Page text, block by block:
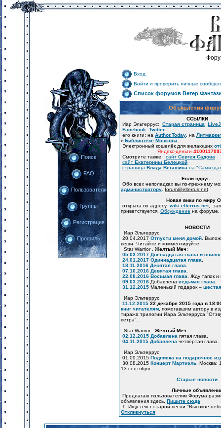
Поиск
FAQ
Пользователи
Группы
Регистрация
Профиль
Вход
Войти и проверить личные
Список форумов Ветер
Объявления
ССЫЛКИ
Иар Эльтеррус: Старая страница
Facebook Twitter
его книги: на Author.Today , на
в Библиотеке Мошкова
Электронный кошелёк для желающих
Яндекс-деньги
Смотрите также: сайт Сергея Садова
сайт Екатерины Белецкой
страница Влада Вегашина на
Если вдруг...
Обо всех неполадках вы по-прежнему
администратору forum@elterrus.net
Новая вики по миру
открыта по адресу wiki.elterrus.net,
приветствуется. Обсуждение на форуме.
НОВОСТИ
Иар Эльтеррус
20.04.2017 Отпусти меня домой .
вещи. Читайте и комментируйте.
Star Warrior . Желтый Меч:
05.03.2017 Двенадцатая глава и эпилог
24.01.2017 Одиннадцатая глава
18.11.2016 Десятая глава
07.10.2016 Девятая глава
22.08.2016 Восьмая глава . Жду тапок
09.03.2016 Добавлена седьмая глава
31.12.2015 Маленький подарок –
Иар Эльтеррус
11.12.2015 22 декабря 2015 года в
книг читателям , помогавшим автору в
тиража трилогии Иара Эльтерруса
ветра".
Star Warrior . Желтый Меч:
02.12.2015 Добавлена пятая глава.
04.11.2015 Добавлена четвёртая глава.
Иар Эльтеррус
01.09.2015 Подписка на подарочное
30.08.2015 Концерт Мартиэль . Москва:
13 сентября.
Старые новости
Личные
Предлагаю пользователям Форума
объявления здесь. Пишите сюда
1. Ищу текст старой песни "Высокое
Откликнуться